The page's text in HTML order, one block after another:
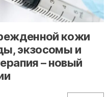
>
кожи
экзосомы и
– новый